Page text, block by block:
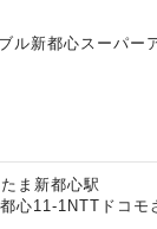
ま新都心駅
心11-1NTTドコモ